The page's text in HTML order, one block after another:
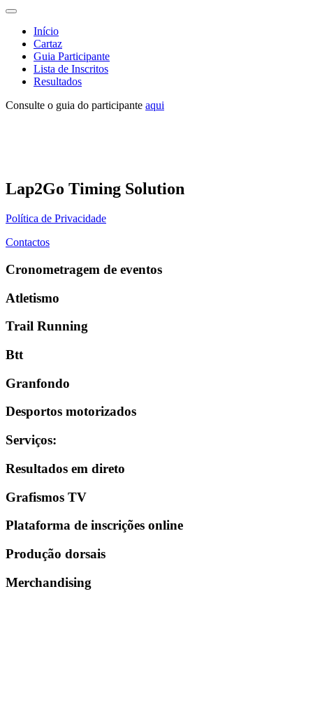
Início
Cartaz
Guia Participante
Lista de Inscritos
Resultados
Consulte o guia do participante aqui
Lap2Go Timing Solution
Política de Privacidade
Contactos
Cronometragem de eventos
Atletismo
Trail Running
Btt
Granfondo
Desportos motorizados
Serviços:
Resultados em direto
Grafismos TV
Plataforma de inscrições online
Produção dorsais
Merchandising